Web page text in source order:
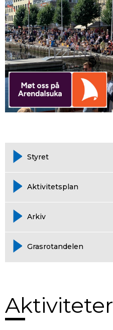
Styret
Aktivitetsplan
Arkiv
Grasrotandelen
Aktiviteter